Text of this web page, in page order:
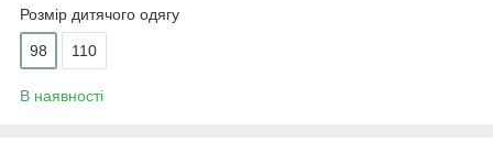
Розмір дитячого одягу
98 110
В наявності